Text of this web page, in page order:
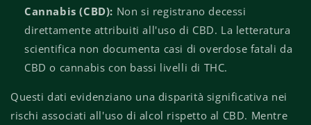
Cannabis (CBD): Non si registrano decessi
direttamente attribuiti all'uso di CBD. La letteratura
scientifica non documenta casi di overdose fatali da
CBD o cannabis con bassi livelli di THC.
Questi dati evidenziano una disparità significativa nei
rischi associati all'uso di alcol rispetto al CBD. Mentre